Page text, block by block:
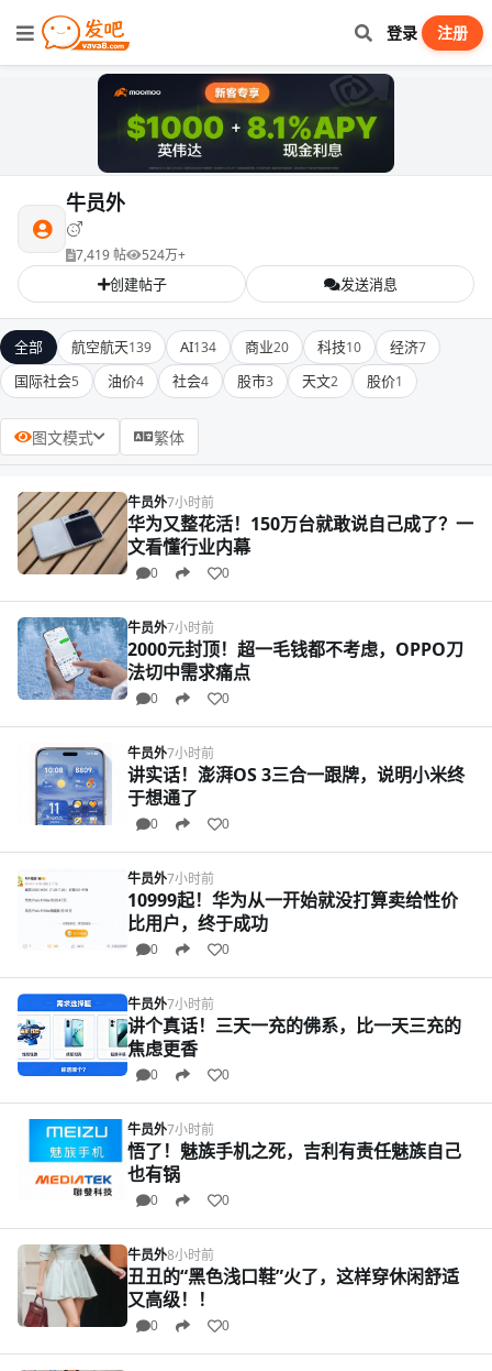
登录 注册
牛员外
7,419 帖 524万+
创建帖子 发送消息
全部 航空航天139 AI134 商业20 科技10 经济7
国际社会5 油价4 社会4 股市3 天文2 股价1
图文模式 繁体
牛员外7小时前
华为又整花活！150万台就敢说自己成了？一
文看懂行业内幕
0 0
牛员外7小时前
2000元封顶！超一毛钱都不考虑，OPPO刀
法切中需求痛点
0 0
牛员外7小时前
讲实话！澎湃OS 3三合一跟牌，说明小米终
于想通了
0 0
牛员外7小时前
10999起！华为从一开始就没打算卖给性价
比用户，终于成功
0 0
牛员外7小时前
讲个真话！三天一充的佛系，比一天三充的
焦虑更香
0 0
牛员外7小时前
悟了！魅族手机之死，吉利有责任魅族自己
也有锅
0 0
牛员外8小时前
丑丑的“黑色浅口鞋”火了，这样穿休闲舒适
又高级！！
0 0